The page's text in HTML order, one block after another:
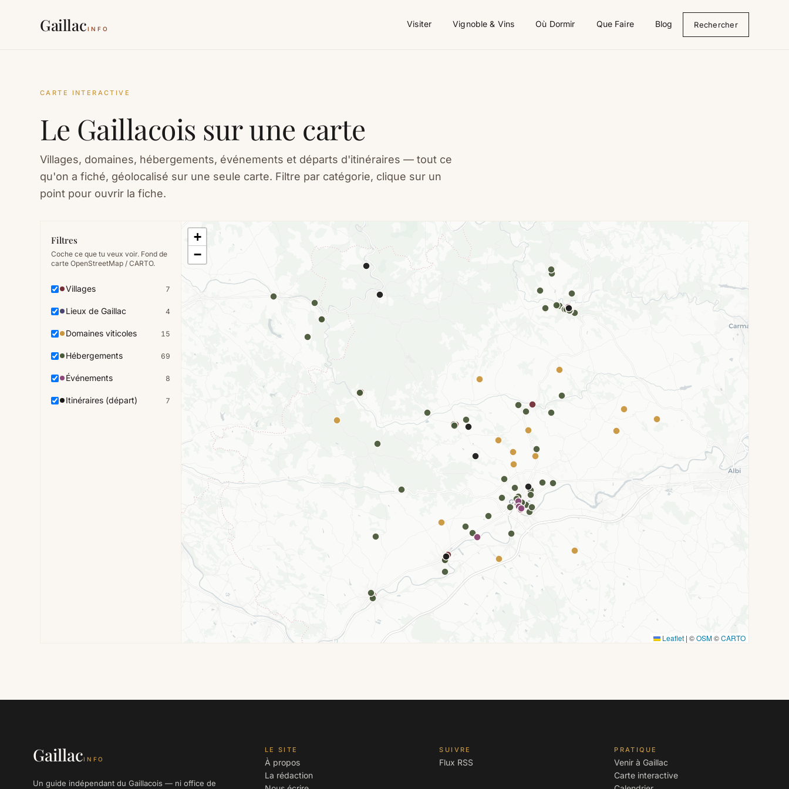
GaillacINFO Visiter Vignoble & Vins Où Dormir Que Faire Blog Rechercher
CARTE INTERACTIVE
Le Gaillacois sur une carte
Villages, domaines, hébergements, événements et départs d'itinéraires — tout ce
qu'on a fiché, géolocalisé sur une seule carte. Filtre par catégorie, clique sur un
point pour ouvrir la fiche.
Filtres
Coche ce que tu veux voir. Fond de
carte OpenStreetMap / CARTO.
Villages 7
Lieux de Gaillac 4
Domaines viticoles 15
Hébergements 69
Événements 8
Itinéraires (départ) 7
+
−
Leaflet | ©OSM©CARTO
GaillacINFO
Un guide indépendant du Gaillacois — ni office de
LE SITE
À propos
La rédaction
SUIVRE
Flux RSS
PRATIQUE
Venir à Gaillac
Carte interactive